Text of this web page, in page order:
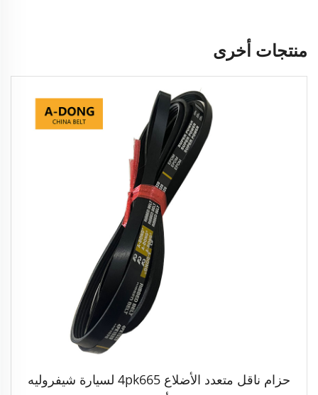
منتجات أخرى
حزام ناقل متعدد الأضلاع 4pk665 لسيارة شيفروليه